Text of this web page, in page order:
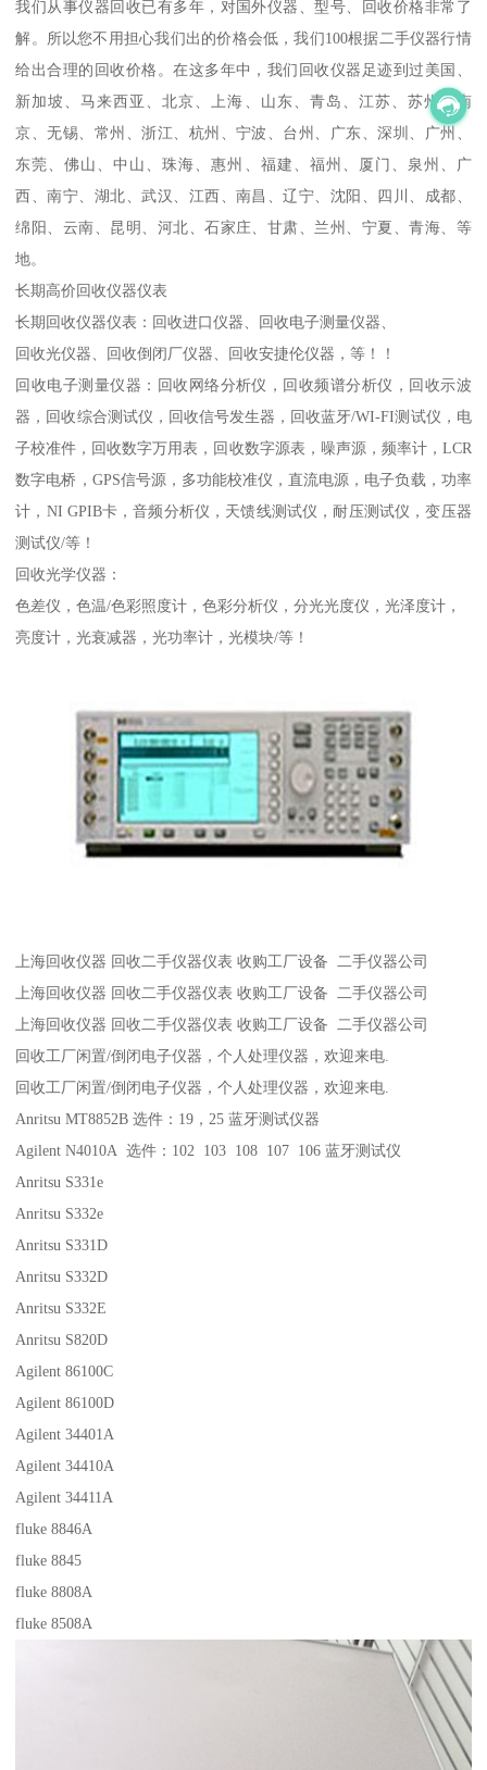
我们从事仪器回收已有多年，对国外仪器、型号、回收价格非常了
解。所以您不用担心我们出的价格会低，我们100根据二手仪器行情
给出合理的回收价格。在这多年中，我们回收仪器足迹到过美国、
新加坡、马来西亚、北京、上海、山东、青岛、江苏、苏州、南
京、无锡、常州、浙江、杭州、宁波、台州、广东、深圳、广州、
东莞、佛山、中山、珠海、惠州、福建、福州、厦门、泉州、广
西、南宁、湖北、武汉、江西、南昌、辽宁、沈阳、四川、成都、
绵阳、云南、昆明、河北、石家庄、甘肃、兰州、宁夏、青海、等
地。
长期高价回收仪器仪表
长期回收仪器仪表：回收进口仪器、回收电子测量仪器、
回收光仪器、回收倒闭厂仪器、回收安捷伦仪器，等！！
回收电子测量仪器：回收网络分析仪，回收频谱分析仪，回收示波
器，回收综合测试仪，回收信号发生器，回收蓝牙/WI-FI测试仪，电
子校准件，回收数字万用表，回收数字源表，噪声源，频率计，LCR
数字电桥，GPS信号源，多功能校准仪，直流电源，电子负载，功率
计，NI GPIB卡，音频分析仪，天馈线测试仪，耐压测试仪，变压器
测试仪/等！
回收光学仪器：
色差仪，色温/色彩照度计，色彩分析仪，分光光度仪，光泽度计，
亮度计，光衰减器，光功率计，光模块/等！
上海回收仪器 回收二手仪器仪表 收购工厂设备 二手仪器公司
上海回收仪器 回收二手仪器仪表 收购工厂设备 二手仪器公司
上海回收仪器 回收二手仪器仪表 收购工厂设备 二手仪器公司
回收工厂闲置/倒闭电子仪器，个人处理仪器，欢迎来电.
回收工厂闲置/倒闭电子仪器，个人处理仪器，欢迎来电.
Anritsu MT8852B 选件：19，25 蓝牙测试仪器
Agilent N4010A 选件：102 103 108 107 106 蓝牙测试仪
Anritsu S331e
Anritsu S332e
Anritsu S331D
Anritsu S332D
Anritsu S332E
Anritsu S820D
Agilent 86100C
Agilent 86100D
Agilent 34401A
Agilent 34410A
Agilent 34411A
fluke 8846A
fluke 8845
fluke 8808A
fluke 8508A